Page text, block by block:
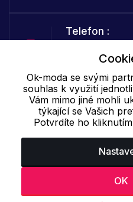
Telefon :
+420 702 000
Cookie - podrobné nastavení |
Ok-moda se svými
souhlas k využití
Vám mimo jiné mohli
týkající se Vašich
Potvrdíte ho kliknutím
OK